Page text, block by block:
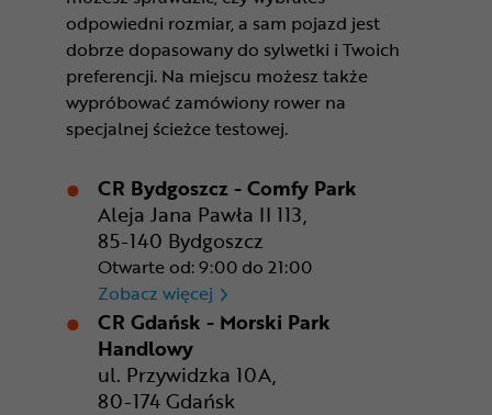
odpowiedni rozmiar, a sam pojazd jest
dobrze dopasowany do sylwetki i Twoich
preferencji. Na miejscu możesz także
wypróbować zamówiony rower na
specjalnej ścieżce testowej.
CR Bydgoszcz - Comfy Park
Aleja Jana Pawła II 113,
85-140 Bydgoszcz
Otwarte od: 9:00 do 21:00
Zobacz więcej CR Bydgoszcz - Comfy Park
CR Gdańsk - Morski Park
Handlowy
ul. Przywidzka 10A,
80-174 Gdańsk